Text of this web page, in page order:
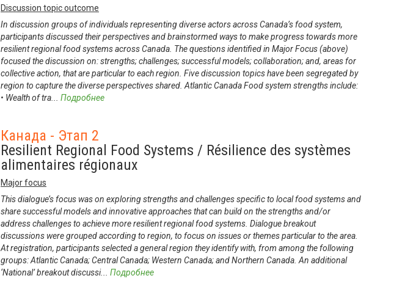
Discussion topic outcome
In discussion groups of individuals representing diverse actors across Canada’s food system,
participants discussed their perspectives and brainstormed ways to make progress towards more
resilient regional food systems across Canada. The questions identified in Major Focus (above)
focused the discussion on: strengths; challenges; successful models; collaboration; and, areas for
collective action, that are particular to each region. Five discussion topics have been segregated by
region to capture the diverse perspectives shared. Atlantic Canada Food system strengths include:
• Wealth of tra... Подробнее
Канада - Этап 2
Resilient Regional Food Systems / Résilience des systèmes
alimentaires régionaux
Major focus
This dialogue’s focus was on exploring strengths and challenges specific to local food systems and
share successful models and innovative approaches that can build on the strengths and/or
address challenges to achieve more resilient regional food systems. Dialogue breakout
discussions were grouped according to region, to focus on issues or themes particular to the area.
At registration, participants selected a general region they identify with, from among the following
groups: Atlantic Canada; Central Canada; Western Canada; and Northern Canada. An additional
‘National’ breakout discussi... Подробнее